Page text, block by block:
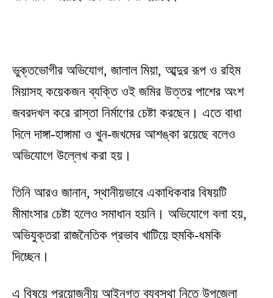
ভুক্তভোগীর অভিযোগ, জালাল মিয়া, আব্দুর রূপ ও রহিম
মিয়াসহ কয়েকজন ব্যক্তি ওই জমির উত্তর পাশের অংশ
জবরদখল করে রাস্তা নির্মাণের চেষ্টা করছেন। এতে বাধা
দিলে দাঙ্গা-হাঙ্গামা ও খুন-জখমের আশঙ্কা রয়েছে বলেও
অভিযোগে উল্লেখ করা হয়।
তিনি আরও জানান, স্থানীয়ভাবে একাধিকবার বিষয়টি
মীমাংসার চেষ্টা হলেও সমাধান হয়নি। অভিযোগে বলা হয়,
অভিযুক্তরা রাজনৈতিক প্রভাব খাটিয়ে হুমকি-ধমকি
দিচ্ছেন।
এ বিষয়ে প্রয়োজনীয় আইনগত ব্যবস্থা নিতে উপজেলা